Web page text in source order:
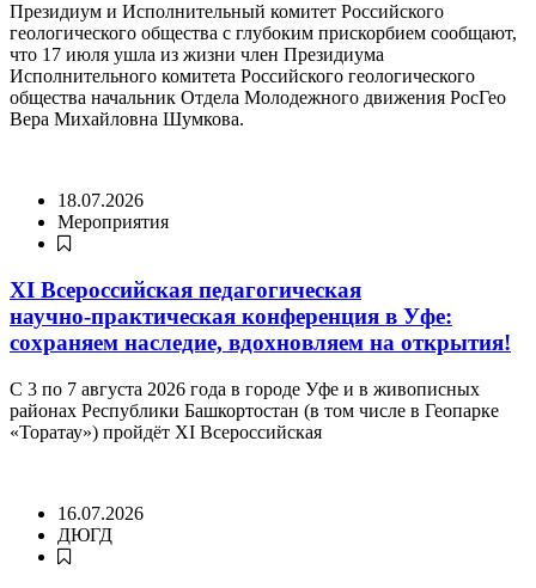
Президиум и Исполнительный комитет Российского
геологического общества с глубоким прискорбием сообщают,
что 17 июля ушла из жизни член Президиума
Исполнительного комитета Российского геологического
общества начальник Отдела Молодежного движения РосГео
Вера Михайловна Шумкова.
18.07.2026
Мероприятия
XI Всероссийская педагогическая
научно‑практическая конференция в Уфе:
сохраняем наследие, вдохновляем на открытия!
С 3 по 7 августа 2026 года в городе Уфе и в живописных
районах Республики Башкортостан (в том числе в Геопарке
«Торатау») пройдёт XI Всероссийская
16.07.2026
ДЮГД